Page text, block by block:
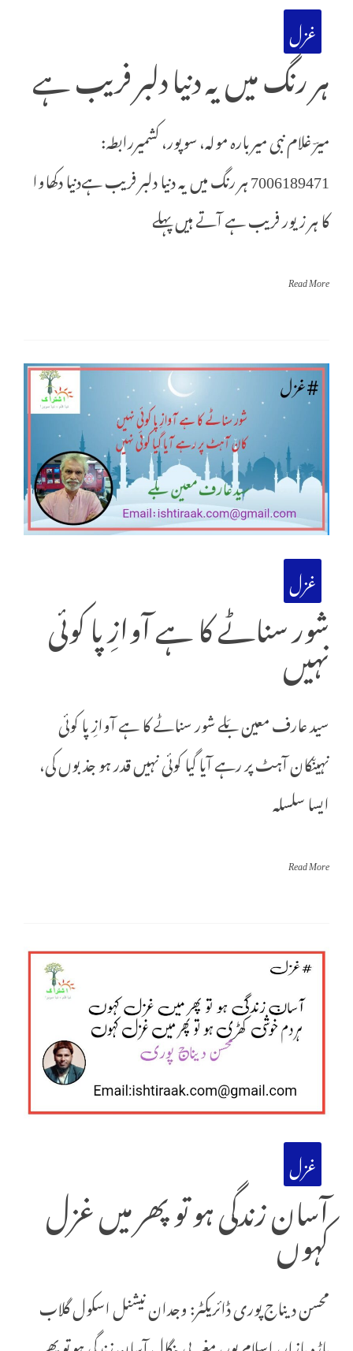
غزل
ہر رنگ میں یہ دنیا دلبر فریب ہے
میرؔ غلام نبی میربارہ مولہ، سوپور، کشمیررابطہ:
7006189471 ہر رنگ میں یہ دنیا دلبر فریب ہےدنیا دکھاوا
کا ہر زیور فریب ہے آتے ہیں پہلے
Read More
غزل
شور سناٹے کا ہے آوازِ پا کوئی
نہیں
سید عارف معین بَلے شور سناٹے کا ہے آوازِ پا کوئی
نہیںکان آہٹ پر رہے آیا گیا کوئی نہیں قدر ہو جذبوں کی،
ایسا سلسلہ
Read More
غزل
آسان زندگی ہو تو پھر میں غزل
کہوں
محسن دیناج پوری ڈائریکٹر: وجدان نیشنل اسکول گلاب